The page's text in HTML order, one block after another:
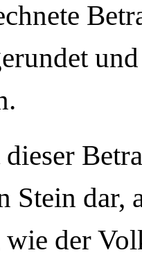
Stein dar,
wie der